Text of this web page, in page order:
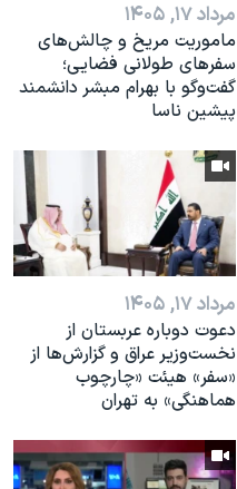
مرداد ۱۷, ۱۴۰۵
ماموریت مریخ و چالش‌های
سفرهای طولانی فضایی؛
گفت‌وگو با بهرام مبشر دانشمند
پیشین ناسا
مرداد ۱۷, ۱۴۰۵
دعوت دوباره عربستان از
نخست‌وزیر عراق و گزارش‌ها از
«سفر» هیئت «چارچوب
هماهنگی» به تهران